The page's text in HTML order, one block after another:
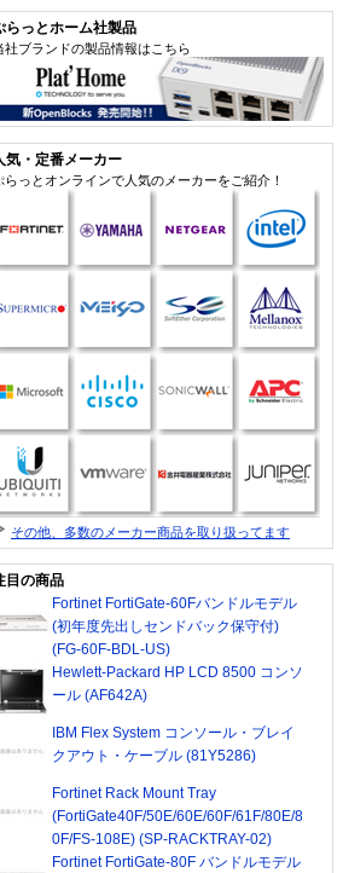
らっとホーム社製品
社ブランドの製品情報はこちら
気・定番メーカー
らっとオンラインで人気のメーカーをご紹介！
その他、多数のメーカー商品を取り扱ってます
目の商品
Fortinet FortiGate-60Fバンドルモデル
(初年度先出しセンドバック保守付)
(FG-60F-BDL-US)
Hewlett-Packard HP LCD 8500 コンソ
ール (AF642A)
IBM Flex System コンソール・ブレイ
クアウト・ケーブル (81Y5286)
Fortinet Rack Mount Tray
(FortiGate40F/50E/60E/60F/61F/80E/8
0F/FS-108E) (SP-RACKTRAY-02)
Fortinet FortiGate-80F バンドルモデル